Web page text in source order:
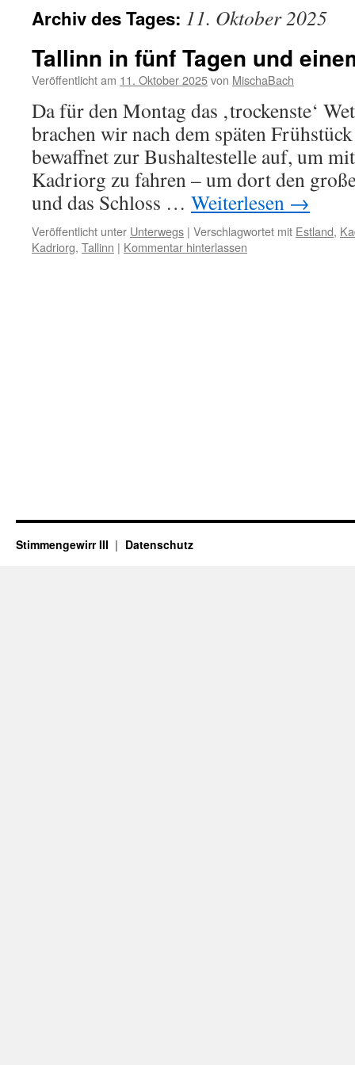
Archiv des Tages: 11. Oktober 2025
Tallinn in fünf Tagen und
Veröffentlicht am 11. Oktober 2025von MischaBach
Da für den Montag das ‚trockenste‘
brachen wir nach dem späten
bewaffnet zur Bushaltestelle auf, um
Kadriorg zu fahren – um dort den
und das Schloss … Weiterlesen →
Veröffentlicht unter Unterwegs | Verschlagwortet mit Estland,
Kadriorg, Tallinn | Kommentar hinterlassen
Stimmengewirr III Datenschutz